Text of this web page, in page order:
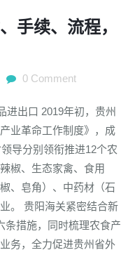
手续、流程，
0 Comment
进出口 2019年初，贵州
业革命工作制度》，成
导分别领衔推进12个农
椒、生态家禽、食用
、皂角）、中药材（石
。 贵阳海关紧密结合新
条措施，同时梳理农食产
务，全力促进贵州省外